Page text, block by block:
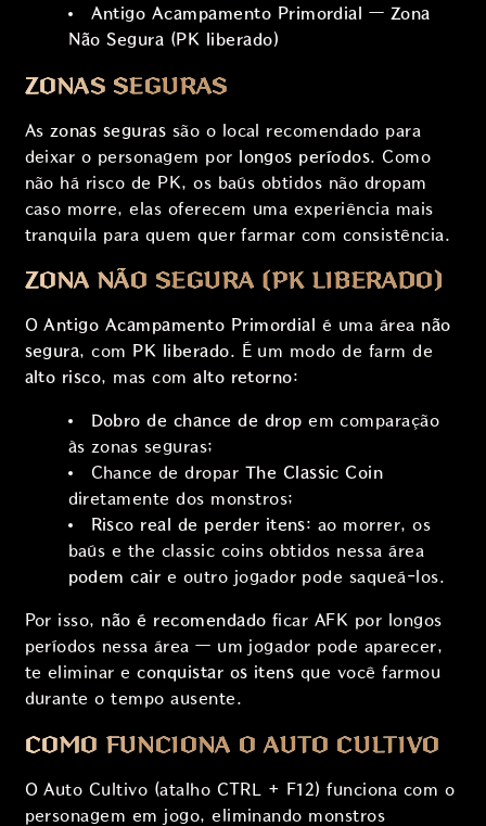
Antigo Acampamento Primordial — Zona
Não Segura (PK liberado)
ZONAS SEGURAS
As zonas seguras são o local recomendado para
deixar o personagem por longos períodos. Como
não há risco de PK, os baús obtidos não dropam
caso morre, elas oferecem uma experiência mais
tranquila para quem quer farmar com consistência.
ZONA NÃO SEGURA (PK LIBERADO)
OAntigo Acampamento Primordial é uma área não
segura, com PK liberado. É um modo de farm de
alto risco, mas comalto retorno:
Dobro de chance de drop em comparação
às zonas seguras;
Chance de dropar The Classic Coin
diretamente dos monstros;
Risco real de perder itens: ao morrer, os
baús e the classic coins obtidos nessa área
podem cair e outro jogador pode saqueá-los.
Por isso, não é recomendado ficar AFK por longos
períodos nessa área — um jogador pode aparecer,
te eliminar econquistar os itens que você farmou
durante o tempo ausente.
COMO FUNCIONA O AUTO CULTIVO
O Auto Cultivo (atalho CTRL + F12) funciona com o
personagem em jogo, eliminando monstros